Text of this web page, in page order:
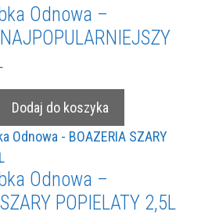
Odnowa –
Dodaj do koszyka
Odnowa –
POPIELATY 2,5L